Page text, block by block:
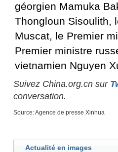
géorgien Mamuka
Thongloun Sisoulith,
Muscat, le Premier
Premier ministre
vietnamien Nguyen
Suivez China.org.cn sur
conversation.
Source: Agence de presse Xinhua